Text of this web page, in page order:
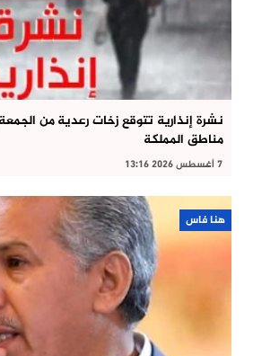
نشرة إنذارية تتوقع زخات رعدية من
مناطق المملكة
7 أغسطس 2026 13:16
هنا فاس